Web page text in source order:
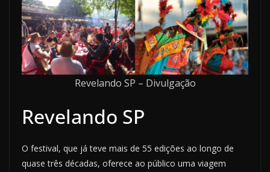
Revelando SP – Divulgação
Revelando SP
O festival, que já teve mais de 55 edições ao longo de
quase três décadas, oferece ao público uma viagem